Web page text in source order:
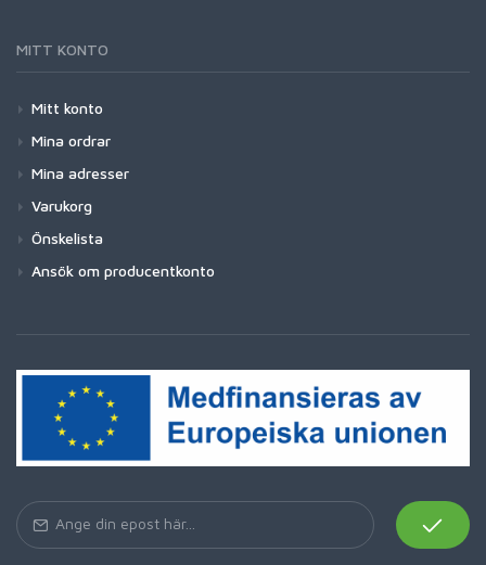
MITT KONTO
Mitt konto
Mina ordrar
Mina adresser
Varukorg
Önskelista
Ansök om producentkonto